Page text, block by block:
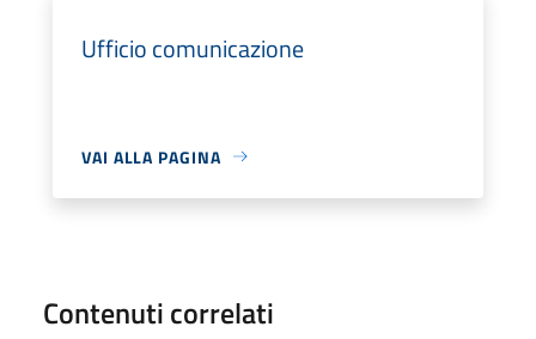
Ufficio comunicazione
VAI ALLA PAGINA
Contenuti correlati